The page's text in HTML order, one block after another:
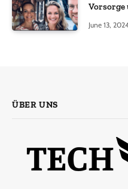
Vorsorge
June 13,
ÜBER UNS